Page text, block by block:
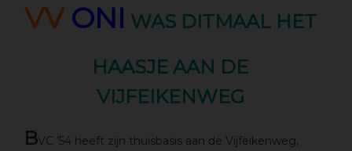
VV ONI WAS DITMAAL HET
HAASJE AAN DE
VIJFEIKENWEG
BVC ’54 heeft zijn thuisbasis aan de Vijfeikenweg,